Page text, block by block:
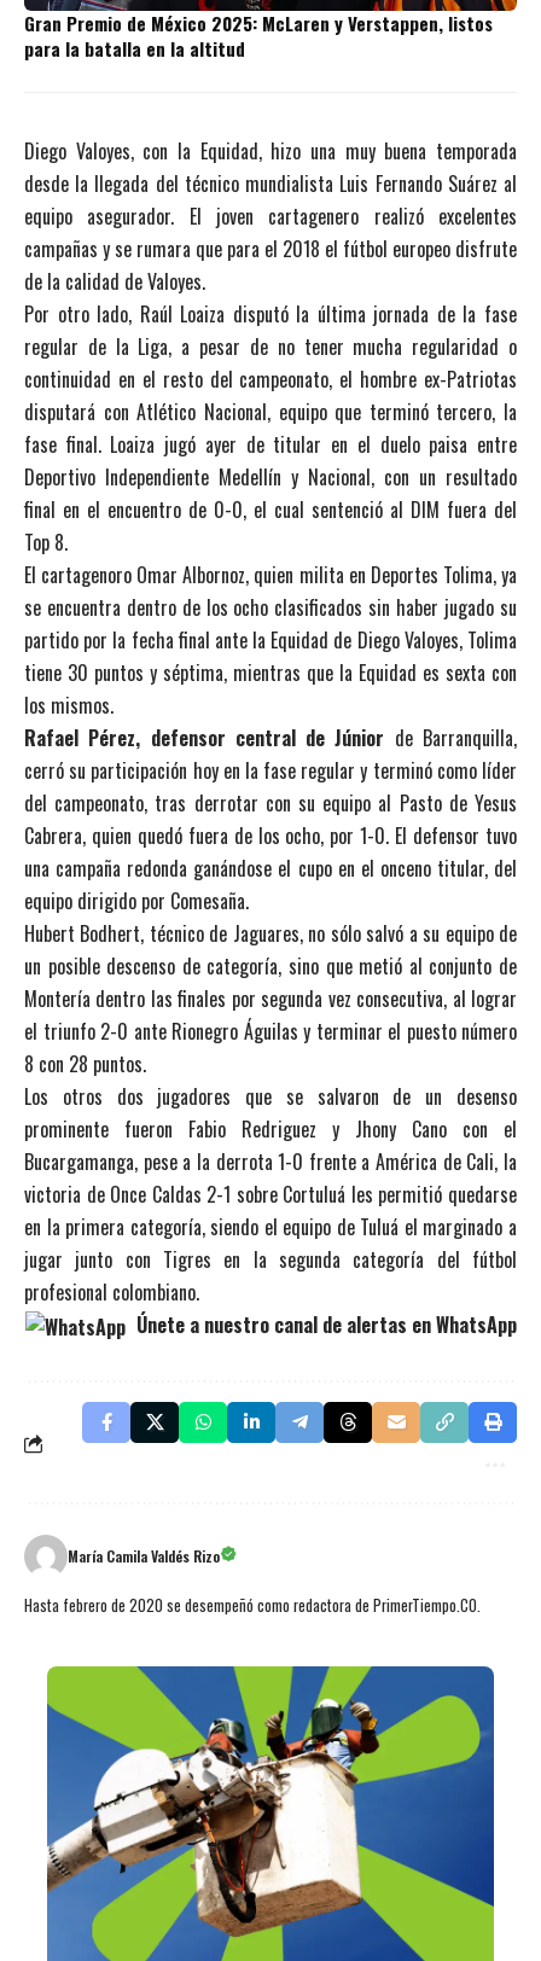
Gran Premio de México 2025: McLaren y Verstappen, listos
para la batalla en la altitud
Diego Valoyes, con la Equidad, hizo una muy buena temporada
desde la llegada del técnico mundialista Luis Fernando Suárez al
equipo asegurador. El joven cartagenero realizó excelentes
campañas y se rumara que para el 2018 el fútbol europeo disfrute
de la calidad de Valoyes.
Por otro lado, Raúl Loaiza disputó la última jornada de la fase
regular de la Liga, a pesar de no tener mucha regularidad o
continuidad en el resto del campeonato, el hombre ex-Patriotas
disputará con Atlético Nacional, equipo que terminó tercero, la
fase final. Loaiza jugó ayer de titular en el duelo paisa entre
Deportivo Independiente Medellín y Nacional, con un resultado
final en el encuentro de 0-0, el cual sentenció al DIM fuera del
Top 8.
El cartagenoro Omar Albornoz, quien milita en Deportes Tolima, ya
se encuentra dentro de los ocho clasificados sin haber jugado su
partido por la fecha final ante la Equidad de Diego Valoyes, Tolima
tiene 30 puntos y séptima, mientras que la Equidad es sexta con
los mismos.
Rafael Pérez, defensor central de Júnior de Barranquilla,
cerró su participación hoy en la fase regular y terminó como líder
del campeonato, tras derrotar con su equipo al Pasto de Yesus
Cabrera, quien quedó fuera de los ocho, por 1-0. El defensor tuvo
una campaña redonda ganándose el cupo en el onceno titular, del
equipo dirigido por Comesaña.
Hubert Bodhert, técnico de Jaguares, no sólo salvó a su equipo de
un posible descenso de categoría, sino que metió al conjunto de
Montería dentro las finales por segunda vez consecutiva, al lograr
el triunfo 2-0 ante Rionegro Águilas y terminar el puesto número
8 con 28 puntos.
Los otros dos jugadores que se salvaron de un desenso
prominente fueron Fabio Redriguez y Jhony Cano con el
Bucargamanga, pese a la derrota 1-0 frente a América de Cali, la
victoria de Once Caldas 2-1 sobre Cortuluá les permitió quedarse
en la primera categoría, siendo el equipo de Tuluá el marginado a
jugar junto con Tigres en la segunda categoría del fútbol
profesional colombiano.
Únete a nuestro canal de alertas en WhatsApp
María Camila Valdés Rizo
Hasta febrero de 2020 se desempeñó como redactora de PrimerTiempo.CO.